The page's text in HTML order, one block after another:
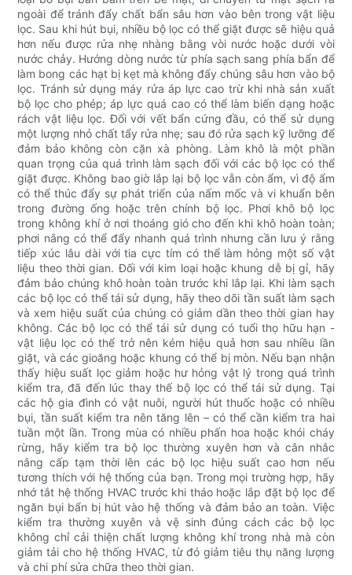
ngoài để tránh đẩy chất bẩn sâu hơn vào bên trong vật liệu
lọc. Sau khi hút bụi, nhiều bộ lọc có thể giặt được sẽ hiệu quả
hơn nếu được rửa nhẹ nhàng bằng vòi nước hoặc dưới vòi
nước chảy. Hướng dòng nước từ phía sạch sang phía bẩn để
làm bong các hạt bị kẹt mà không đẩy chúng sâu hơn vào bộ
lọc. Tránh sử dụng máy rửa áp lực cao trừ khi nhà sản xuất
bộ lọc cho phép; áp lực quá cao có thể làm biến dạng hoặc
rách vật liệu lọc. Đối với vết bẩn cứng đầu, có thể sử dụng
một lượng nhỏ chất tẩy rửa nhẹ; sau đó rửa sạch kỹ lưỡng để
đảm bảo không còn cặn xà phòng. Làm khô là một phần
quan trọng của quá trình làm sạch đối với các bộ lọc có thể
giặt được. Không bao giờ lắp lại bộ lọc vẫn còn ẩm, vì độ ẩm
có thể thúc đẩy sự phát triển của nấm mốc và vi khuẩn bên
trong đường ống hoặc trên chính bộ lọc. Phơi khô bộ lọc
trong không khí ở nơi thoáng gió cho đến khi khô hoàn toàn;
phơi nắng có thể đẩy nhanh quá trình nhưng cần lưu ý rằng
tiếp xúc lâu dài với tia cực tím có thể làm hỏng một số vật
liệu theo thời gian. Đối với kim loại hoặc khung dễ bị gỉ, hãy
đảm bảo chúng khô hoàn toàn trước khi lắp lại. Khi làm sạch
các bộ lọc có thể tái sử dụng, hãy theo dõi tần suất làm sạch
và xem hiệu suất của chúng có giảm dần theo thời gian hay
không. Các bộ lọc có thể tái sử dụng có tuổi thọ hữu hạn -
vật liệu lọc có thể trở nên kém hiệu quả hơn sau nhiều lần
giặt, và các gioăng hoặc khung có thể bị mòn. Nếu bạn nhận
thấy hiệu suất lọc giảm hoặc hư hỏng vật lý trong quá trình
kiểm tra, đã đến lúc thay thế bộ lọc có thể tái sử dụng. Tại
các hộ gia đình có vật nuôi, người hút thuốc hoặc có nhiều
bụi, tần suất kiểm tra nên tăng lên – có thể cần kiểm tra hai
tuần một lần. Trong mùa có nhiều phấn hoa hoặc khói cháy
rừng, hãy kiểm tra bộ lọc thường xuyên hơn và cân nhắc
nâng cấp tạm thời lên các bộ lọc hiệu suất cao hơn nếu
tương thích với hệ thống của bạn. Trong mọi trường hợp, hãy
nhớ tắt hệ thống HVAC trước khi tháo hoặc lắp đặt bộ lọc để
ngăn bụi bẩn bị hút vào hệ thống và đảm bảo an toàn. Việc
kiểm tra thường xuyên và vệ sinh đúng cách các bộ lọc
không chỉ cải thiện chất lượng không khí trong nhà mà còn
giảm tải cho hệ thống HVAC, từ đó giảm tiêu thụ năng lượng
và chi phí sửa chữa theo thời gian.